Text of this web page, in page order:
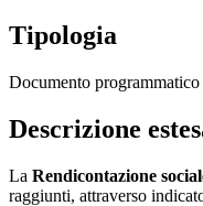
Tipologia
Documento programmatico
Descrizione
La Rendicontazione
raggiunti, attraverso